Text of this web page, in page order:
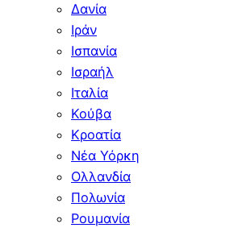
Δανία
Ιράν
Ισπανία
Ισραήλ
Ιταλία
Κούβα
Κροατία
Νέα Υόρκη
Ολλανδία
Πολωνία
Ρουμανία